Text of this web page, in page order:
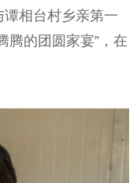
相台村乡亲第一
腾的团圆家宴”，在